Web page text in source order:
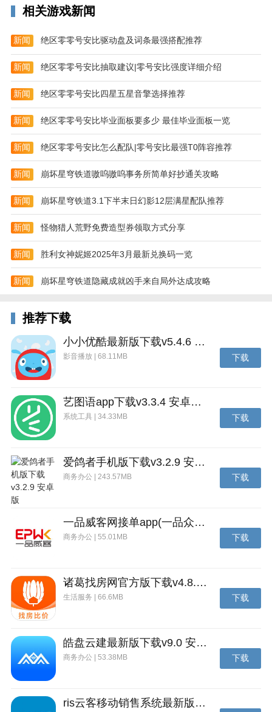
巨兽战场3k版本优势
--野外大地图上，指挥官可以自由捕捉它们，驯服培
养，打造专属的巨兽队伍！
--在这里，巨兽不再只是游戏的局部点缀，而是全新策
略玩法的趣味原点！
游戏内容
1、热血的冒险等待玩家自己开启，游戏内的玩法操作
都是无比的刺激，还有各种不同的战斗手法等待玩家解
锁；
2、战场内的作战都是依靠玩家自己的发挥，每次的征
战都会显得更加的激烈，而且游戏内的战斗也无比刺
激；
3、游戏内的玩法都是非常独特，玩家必须要格外小心
激烈。
1、概念融合互动社交，合纵连横，多维度发展路线，
凸显策略玩法新高度；
2、不同的敌人出现的时候，就更应改主意了，一定要
尽快的掌握怪物资料；
3、每种怪物都会有其弱点，只要熟悉了弱点就能够施
展针对性的战术；
4、拥有丰富多元的枪械等你来解锁使用，枪械开火激
5、破坏能力非常强大，所以时间就是财富，怪物消灭
的越快收益就越大。
相关游戏新闻
新闻 绝区零零号安比驱动盘及词条最强搭配推荐
新闻 绝区零零号安比抽取建议|零号安比强度详细介绍
新闻 绝区零零号安比四星五星音擎选择推荐
新闻 绝区零零号安比毕业面板要多少 最佳毕业面板一览
新闻 绝区零零号安比怎么配队|零号安比最强T0阵容推荐
新闻 崩坏星穹铁道嗷呜嗷呜事务所简单好抄通关攻略
新闻 崩坏星穹铁道3.1下半末日幻影12层满星配队推荐
新闻 怪物猎人荒野免费造型券领取方式分享
新闻 胜利女神妮姬2025年3月最新兑换码一览
新闻 崩坏星穹铁道隐藏成就凶手来自局外达成攻略
推荐下载
小小优酷最新版下载v5.4.6 安卓官方版
影音播放 | 68.11MB 下载
艺图语app下载v3.3.4 安卓免费版
系统工具 | 34.33MB 下载
爱鸽者手机版下载v3.2.9 安卓版
商务办公 | 243.57MB 下载
一品威客网接单app(一品众包)下载v2.7.1 安卓最新版
商务办公 | 55.01MB 下载
诸葛找房网官方版下载v4.8.1.1 安卓最新版
生活服务 | 66.6MB 下载
皓盘云建最新版下载v9.0 安卓版
商务办公 | 53.38MB 下载
ris云客移动销售系统最新版下载v1.1.25 安卓手机版